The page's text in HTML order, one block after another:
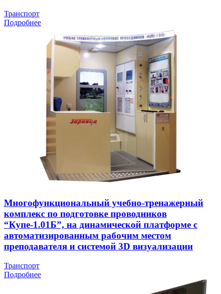
Транспорт
Подробнее
Многофункциональный учебно-тренажерный
комплекс по подготовке проводников
“Купе-1.01Б”, на динамической платформе с
автоматизированным рабочим местом
преподавателя и системой 3D визуализации
Транспорт
Подробнее